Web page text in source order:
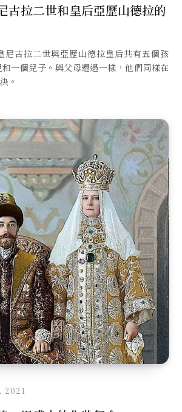
古拉二世和皇后亞歷山德拉的
尼古拉二世與亞歷山德拉皇后共有五個孩
一個兒子。與父母遭遇一樣，他們同樣在
。
2021